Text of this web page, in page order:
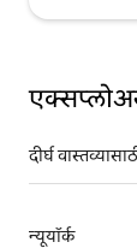
दीर्घ
न्यूयॉर्क